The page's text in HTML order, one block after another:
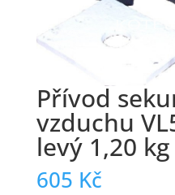
Přívod
vzduchu
levý 1,20 kg
605 Kč